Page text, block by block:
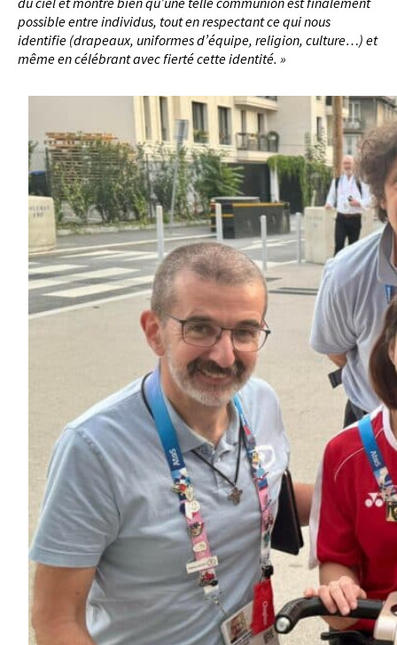
possible entre individus, tout en respectant ce qui nous
identifie (drapeaux, uniformes d’équipe, religion, culture…) et
même en célébrant avec fierté cette identité. »